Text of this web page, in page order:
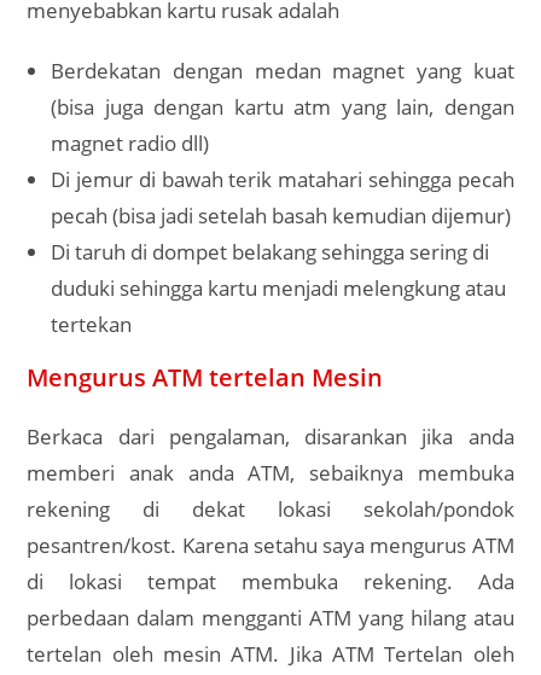
menyebabkan kartu rusak adalah
Berdekatan dengan medan magnet yang kuat
(bisa juga dengan kartu atm yang lain, dengan
magnet radio dll)
Di jemur di bawah terik matahari sehingga pecah
pecah (bisa jadi setelah basah kemudian dijemur)
Di taruh di dompet belakang sehingga sering di
duduki sehingga kartu menjadi melengkung atau
tertekan
Mengurus ATM tertelan Mesin
Berkaca dari pengalaman, disarankan jika anda
memberi anak anda ATM, sebaiknya membuka
rekening di dekat lokasi sekolah/pondok
pesantren/kost. Karena setahu saya mengurus ATM
di lokasi tempat membuka rekening. Ada
perbedaan dalam mengganti ATM yang hilang atau
tertelan oleh mesin ATM. Jika ATM Tertelan oleh